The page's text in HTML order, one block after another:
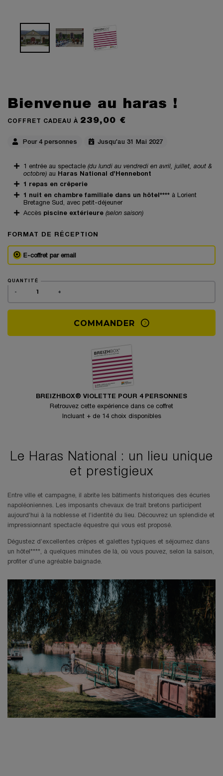
Bienvenue au haras !
COFFRET CADEAU À 239,00 €
Pour 4 personnes Jusqu'au 31 Mai 2027
1 entrée au spectacle(du lundi au vendredi en avril, juillet, aout &
octobre)au Haras National d’Hennebont
1 repas en crêperie
1 nuit en chambre familiale dans un hôtel****à Lorient
Bretagne Sud, avec petit-déjeuner
Accèspiscine extérieure (selon saison)
FORMAT DE RÉCEPTION
E-coffret par email
QUANTITÉ
- +
COMMANDER
BREIZHBOX® VIOLETTE POUR 4 PERSONNES
Retrouvez cette expérience dans ce coffret
Incluant + de 14 choix disponibles
Le Haras National : un lieu unique
et prestigieux
Entre ville et campagne, il abrite les bâtiments historiques des écuries
napoléoniennes. Les imposants chevaux de trait bretons participent
aujourd’hui à la noblesse et l’identité du lieu. Découvrez un splendide et
impressionnant spectacle équestre qui vous est proposé.
Dégustez d’excellentes crêpes et galettes typiques et séjournez dans
un hôtel****, à quelques minutes de là, où vous pouvez, selon la saison,
profiter d’une agréable baignade.